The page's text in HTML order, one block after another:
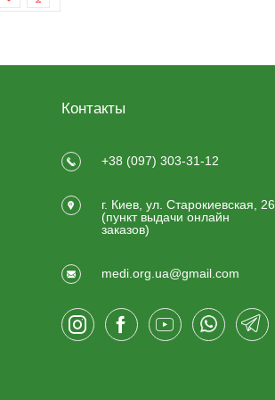
Контакты
+38 (097) 303-31-12
г. Киев, ул. Старокиевская, 26
(пункт выдачи онлайн
заказов)
medi.org.ua@gmail.com